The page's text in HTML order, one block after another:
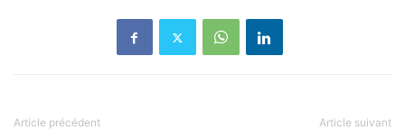
Article précédent Article suivant